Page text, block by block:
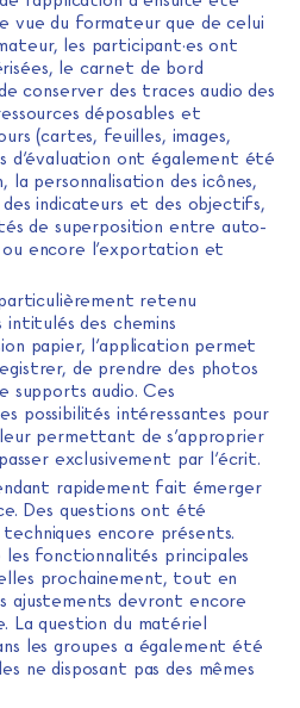
vue du formateur que de celui
les participant·es ont
le carnet de bord
conserver des traces audio des
déposables et
(cartes, feuilles, images,
d’évaluation ont également été
personnalisation des icônes,
des indicateurs et des objectifs,
de superposition entre auto-
encore l’exportation et
retenu
des chemins
papier, l’application permet
de prendre des photos
supports audio. Ces
possibilités intéressantes pour
permettant de s’approprier
exclusivement par l’écrit.
rapidement fait émerger
Des questions ont été
encore présents.
les fonctionnalités principales
prochainement, tout en
ajustements devront encore
La question du matériel
les groupes a également été
ne disposant pas des mêmes